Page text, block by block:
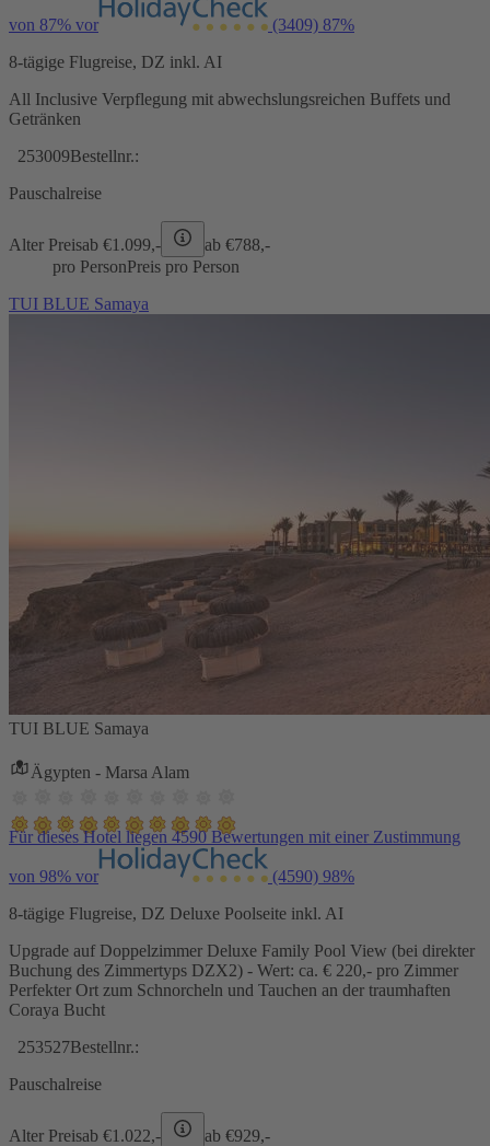
von 87% vor (3409) 87%
8-tägige Flugreise, DZ inkl. AI
All Inclusive Verpflegung mit abwechslungsreichen Buffets und
Getränken
253009Bestellnr.:
Pauschalreise
Alter Preisab €1.099,- ab €788,-
pro PersonPreis pro Person
TUI BLUE Samaya
TUI BLUE Samaya
Ägypten - Marsa Alam
Für dieses Hotel liegen 4590 Bewertungen mit einer Zustimmung
von 98% vor (4590) 98%
8-tägige Flugreise, DZ Deluxe Poolseite inkl. AI
Upgrade auf Doppelzimmer Deluxe Family Pool View (bei direkter
Buchung des Zimmertyps DZX2) - Wert: ca. € 220,- pro Zimmer
Perfekter Ort zum Schnorcheln und Tauchen an der traumhaften
Coraya Bucht
253527Bestellnr.:
Pauschalreise
Alter Preisab €1.022,- ab €929,-